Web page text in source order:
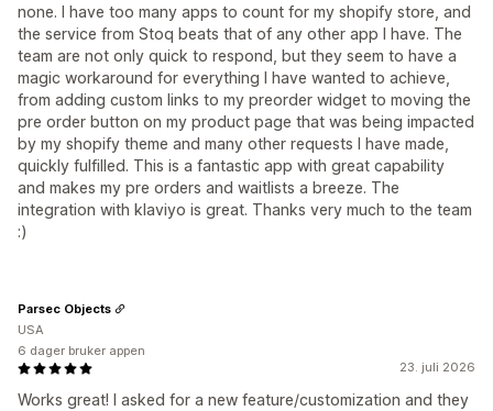
none. I have too many apps to count for my shopify store, and
the service from Stoq beats that of any other app I have. The
team are not only quick to respond, but they seem to have a
magic workaround for everything I have wanted to achieve,
from adding custom links to my preorder widget to moving the
pre order button on my product page that was being impacted
by my shopify theme and many other requests I have made,
quickly fulfilled. This is a fantastic app with great capability
and makes my pre orders and waitlists a breeze. The
integration with klaviyo is great. Thanks very much to the team
:)
23. juli 2026
Works great! I asked for a new feature/customization and they
Parsec Objects
USA
6 dager bruker appen